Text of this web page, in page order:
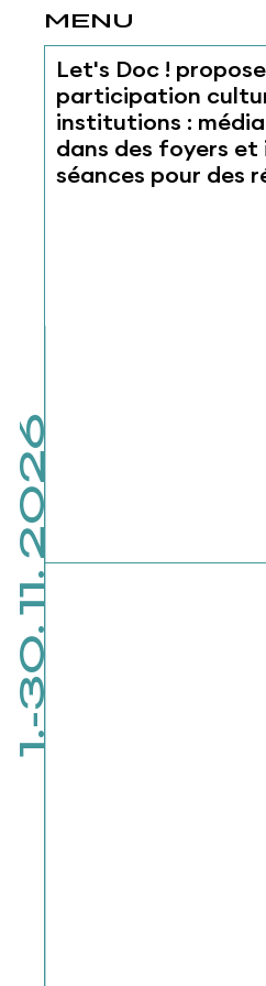
1.-30. 11. 2026
MENU
Let's Doc !
participation
institutions :
dans des foyers
séances pour des